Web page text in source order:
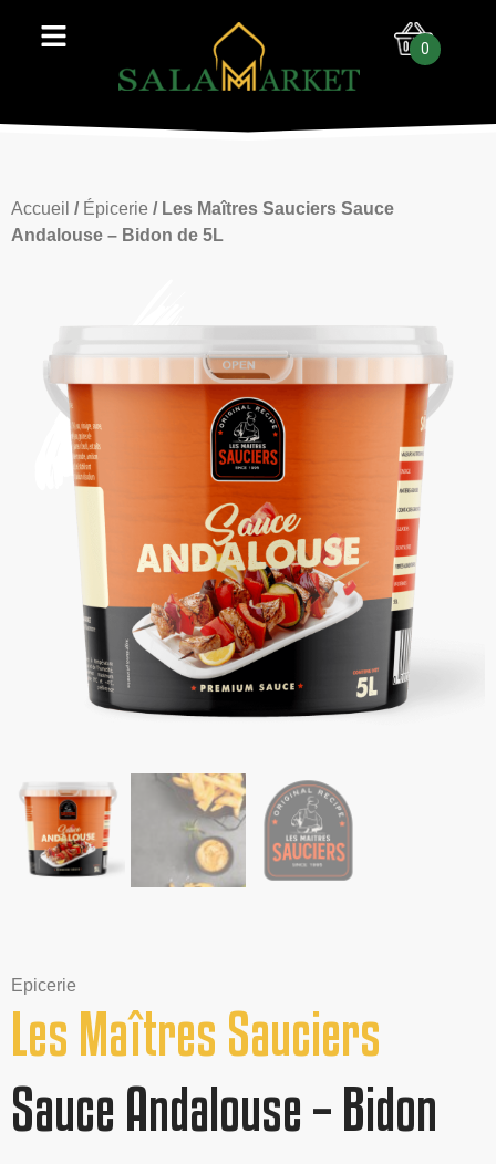
0
Accueil / Épicerie / Les Maîtres Sauciers Sauce
Andalouse – Bidon de 5L
Epicerie
Les Maîtres Sauciers
Sauce Andalouse – Bidon